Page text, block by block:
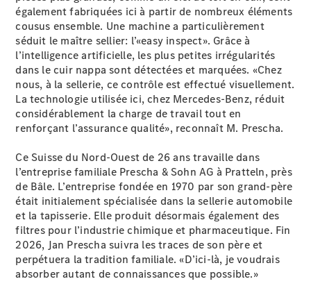
Benz Store
Réserver
une course
d’essai
SUV & tout-terrains
Tous les
SUVs
EQE
SUV
Électrique
EQS
SUV
Électrique
également fabriquées ici à partir de nombreux éléments
cousus ensemble. Une machine a particulièrement
séduit le maître sellier: l’«easy inspect». Grâce à
l’intelligence artificielle, les plus petites irrégularités
dans le cuir nappa sont détectées et marquées. «Chez
nous, à la sellerie, ce contrôle est effectué visuellement.
La technologie utilisée ici, chez Mercedes-Benz, réduit
considérablement la charge de travail tout en
renforçant l’assurance qualité», reconnaît M. Prescha.
Ce Suisse du Nord-Ouest de 26 ans travaille dans
l’entreprise familiale Prescha & Sohn AG à Pratteln, près
de Bâle. L’entreprise fondée en 1970 par son grand-père
était initialement spécialisée dans la sellerie automobile
et la tapisserie. Elle produit désormais également des
filtres pour l’industrie chimique et pharmaceutique. Fin
2026, Jan Prescha suivra les traces de son père et
perpétuera la tradition familiale. «D’ici-là, je voudrais
absorber autant de connaissances que possible.»